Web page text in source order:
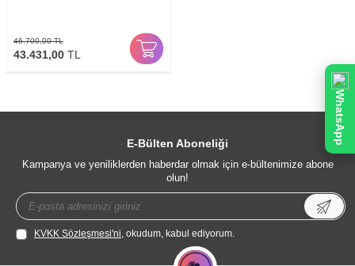
46.700,00TL
43.431,00 TL
E-Bülten Aboneliği
Kampanya ve yeniliklerden haberdar olmak için e-bültenimize abone
olun!
KVKK Sözleşmesi'ni, okudum, kabul ediyorum.
WhatsApp